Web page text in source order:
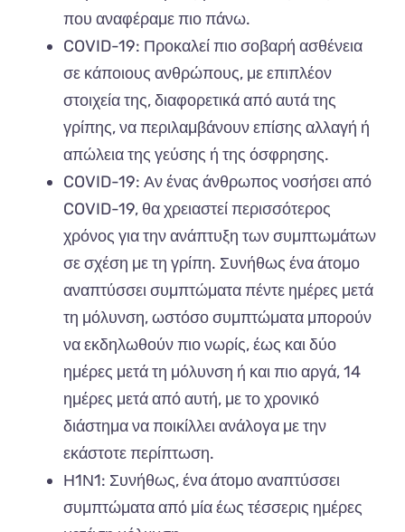
που αναφέραμε πιο πάνω.
COVID-19: Προκαλεί πιο σοβαρή ασθένεια
σε κάποιους ανθρώπους, με επιπλέον
στοιχεία της, διαφορετικά από αυτά της
γρίπης, να περιλαμβάνουν επίσης αλλαγή ή
απώλεια της γεύσης ή της όσφρησης.
COVID-19: Αν ένας άνθρωπος νοσήσει από
COVID-19, θα χρειαστεί περισσότερος
χρόνος για την ανάπτυξη των συμπτωμάτων
σε σχέση με τη γρίπη. Συνήθως ένα άτομο
αναπτύσσει συμπτώματα πέντε ημέρες μετά
τη μόλυνση, ωστόσο συμπτώματα μπορούν
να εκδηλωθούν πιο νωρίς, έως και δύο
ημέρες μετά τη μόλυνση ή και πιο αργά, 14
ημέρες μετά από αυτή, με το χρονικό
διάστημα να ποικίλλει ανάλογα με την
εκάστοτε περίπτωση.
Η1Ν1: Συνήθως, ένα άτομο αναπτύσσει
συμπτώματα από μία έως τέσσερις ημέρες